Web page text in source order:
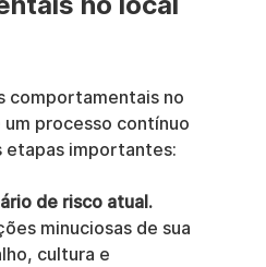
comportamentais no
um processo contínuo
etapas importantes:
de risco atual.
minuciosas de sua
cultura e